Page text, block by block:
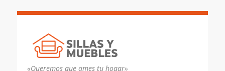
«Queremos que ames tu hogar»